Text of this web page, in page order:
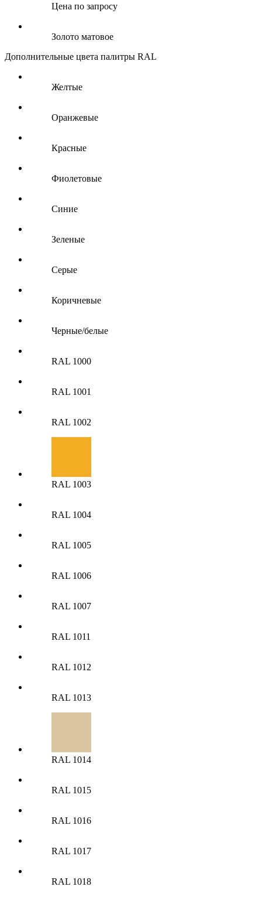
Цена по запросу
Золото матовое
Дополнительные цвета палитры RAL
Желтые
Оранжевые
Красные
Фиолетовые
Синие
Зеленые
Серые
Коричневые
Черные/белые
RAL 1000
RAL 1001
RAL 1002
RAL 1003
RAL 1004
RAL 1005
RAL 1006
RAL 1007
RAL 1011
RAL 1012
RAL 1013
RAL 1014
RAL 1015
RAL 1016
RAL 1017
RAL 1018